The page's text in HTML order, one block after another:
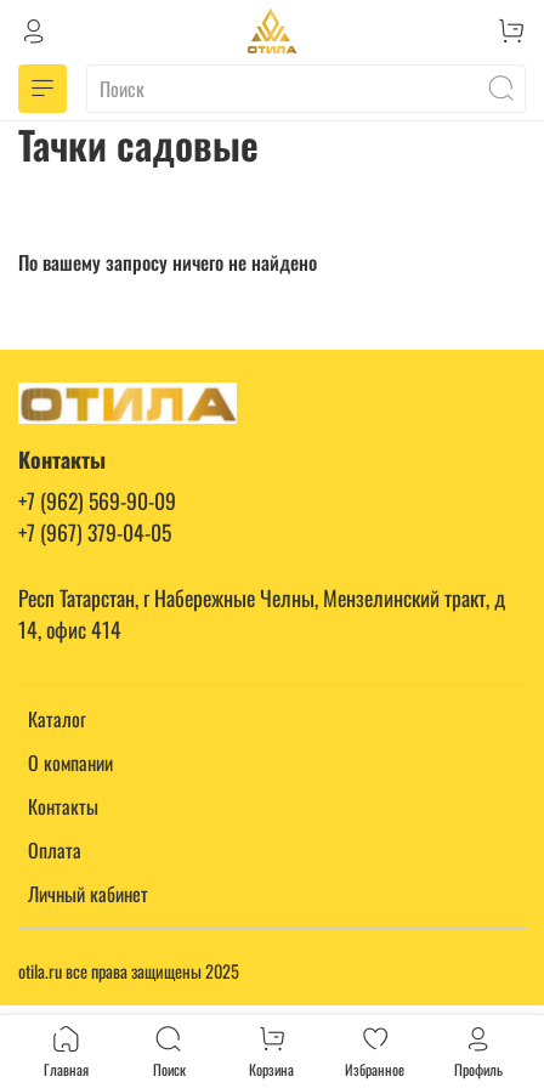
Тачки садовые
По вашему запросу ничего не найдено
Каталог
О компании
Контакты
Оплата
Личный кабинет
Контакты
+7 (962) 569-90-09
+7 (967) 379-04-05
Респ Татарстан, г Набережные Челны, Мензелинский тракт, д
14, офис 414
otila.ru все права защищены 2025
Главная Поиск Корзина Избранное Профиль